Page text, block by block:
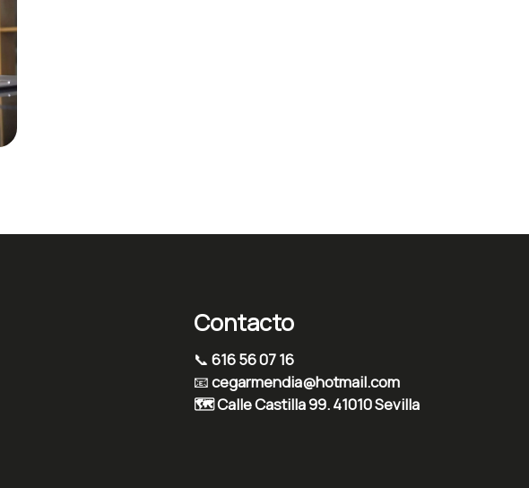
Contacto
📞 616 56 07 16
📧cegarmendia@hotmail.com
🗺️ Calle Castilla 99. 41010 Sevilla